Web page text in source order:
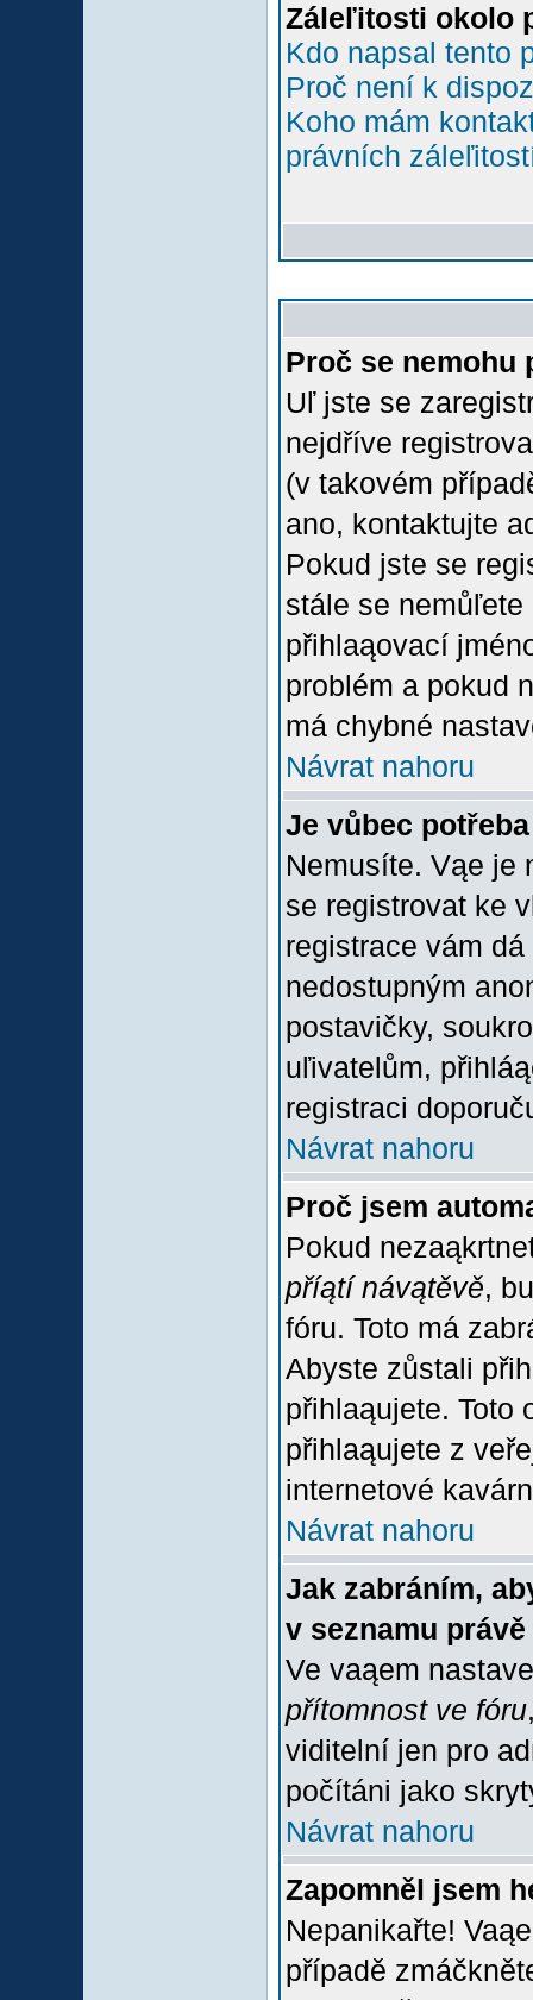
Záleľitosti okolo
Kdo napsal tento
Proč není k
Koho mám
právních
Proč se nemohu
Uľ jste se
nejdříve
(v takovém
ano, kontaktujte
Pokud jste se
stále se
přihlaąovací
problém a pokud
má chybné
Návrat nahoru
Je vůbec
Nemusíte. Vąe je
se registrovat ke
registrace vám
nedostupným
postavičky,
uľivatelům,
registraci
Návrat nahoru
Proč jsem
Pokud
příątí návątěvě,
fóru. Toto má
Abyste zůstali
přihlaąujete. Toto
přihlaąujete z
internetové
Návrat nahoru
Jak zabráním,
v seznamu
Ve vaąem
přítomnost ve fóru
viditelní jen pro
počítáni jako
Návrat nahoru
Zapomněl jsem
Nepanikařte!
případě